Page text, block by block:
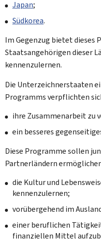
Japan;
Südkorea.
Im Gegenzug bietet dieses
Staatsangehörigen dieser
kennenzulernen.
Die Unterzeichnerstaaten
Programms verpflichten
ihre Zusammenarbeit zu
ein besseres
Diese Programme sollen
Partnerländern
die Kultur und
kennenzulernen;
vorübergehend im
einer beruflichen
finanziellen Mittel